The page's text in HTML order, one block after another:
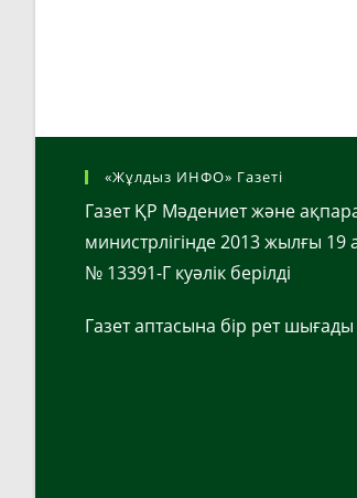
«Жұлдыз ИНФО» Газеті
Газет ҚР Мәдениет және
министрлігінде 2013 жылғы 19
№ 13391-Г куәлік берілді
Газет аптасына бір рет шығады